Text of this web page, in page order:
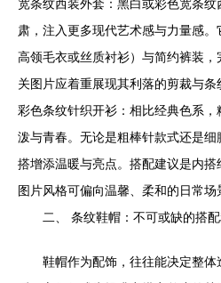
宽条纹西装外套：黑白或彩色宽条
肃，注入更多现代艺术感与力量感
高领毛衣或丝质衬衫）与简约裤装
关图片应着重展现其利落的剪裁与条
彩色条纹针织开衫：相比经典色系
泼与青春。无论是粗棒针款式还是
搭增添温暖与亮点。搭配建议是内搭
图片风格可偏向温馨、柔和的日常场
二、 条纹鞋帽：不可或缺的搭
鞋帽作为配饰，往往能决定整